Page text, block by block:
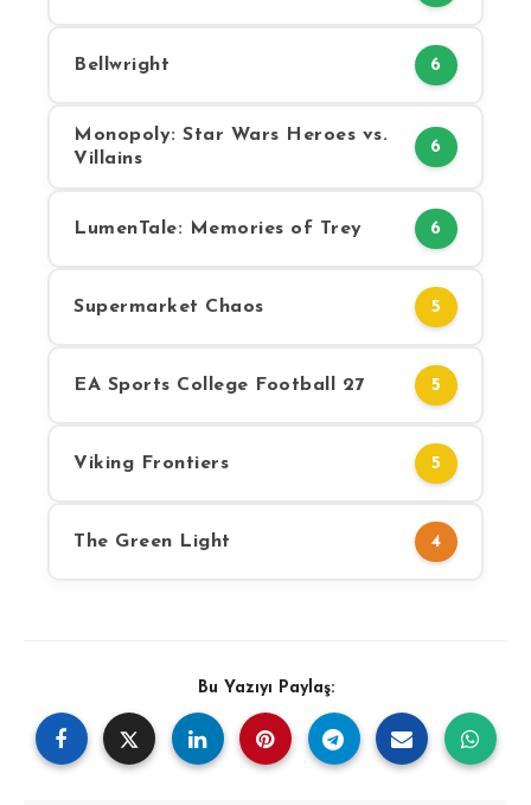
Bellwright 6
Monopoly: Star Wars Heroes vs.
Villains
6
LumenTale: Memories of Trey 6
Supermarket Chaos 5
EA Sports College Football 27 5
Viking Frontiers 5
The Green Light 4
Bu Yazıyı Paylaş: